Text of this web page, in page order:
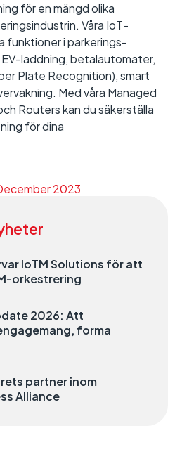
för en mängd olika
Våra IoT-
funktioner i parkerings-
laddning, betalautomater,
Plate Recognition), smart
Med våra Managed
Routers kan du säkerställa
för dina
2023
IoTM Solutions för att
orkestrering
2026: Att
forma
partner inom
Alliance